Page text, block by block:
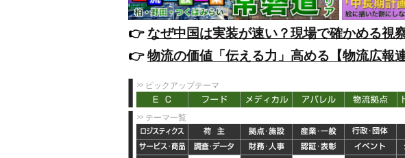
👉️なぜ中国は実装が速い？現場で確かめる視
👉️物流の価値「伝える力」高める【物流広報
ピックアップテーマ
テーマ一覧